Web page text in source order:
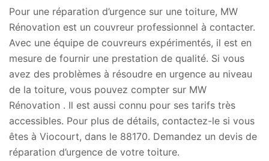
Pour une réparation d’urgence sur une toiture, MW
Rénovation est un couvreur professionnel à contacter.
Avec une équipe de couvreurs expérimentés, il est en
mesure de fournir une prestation de qualité. Si vous
avez des problèmes à résoudre en urgence au niveau
de la toiture, vous pouvez compter sur MW
Rénovation . Il est aussi connu pour ses tarifs très
accessibles. Pour plus de détails, contactez-le si vous
êtes à Viocourt, dans le 88170. Demandez un devis de
réparation d’urgence de votre toiture.